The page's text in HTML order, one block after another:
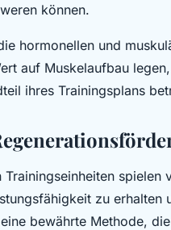
können.
hormonellen und
auf Muskelaufbau
ihres Trainingsplans
spielen
zu erhalten
bewährte Methode,